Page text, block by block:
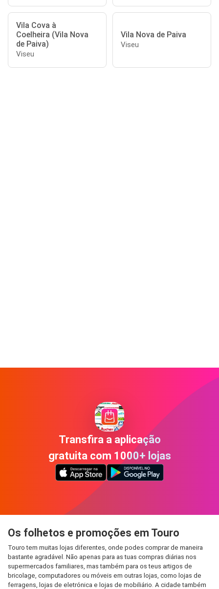
Vila Cova à
Coelheira (Vila Nova
de Paiva)
Viseu
Vila Nova de Paiva
Viseu
Transfira a aplicação
gratuita com 1000+ lojas
Os folhetos e promoções em Touro
Touro tem muitas lojas diferentes, onde podes comprar de maneira
bastante agradável. Não apenas para as tuas compras diárias nos
supermercados familiares, mas também para os teus artigos de
bricolage, computadores ou móveis em outras lojas, como lojas de
ferragens, lojas de eletrónica e lojas de mobiliário. A cidade também